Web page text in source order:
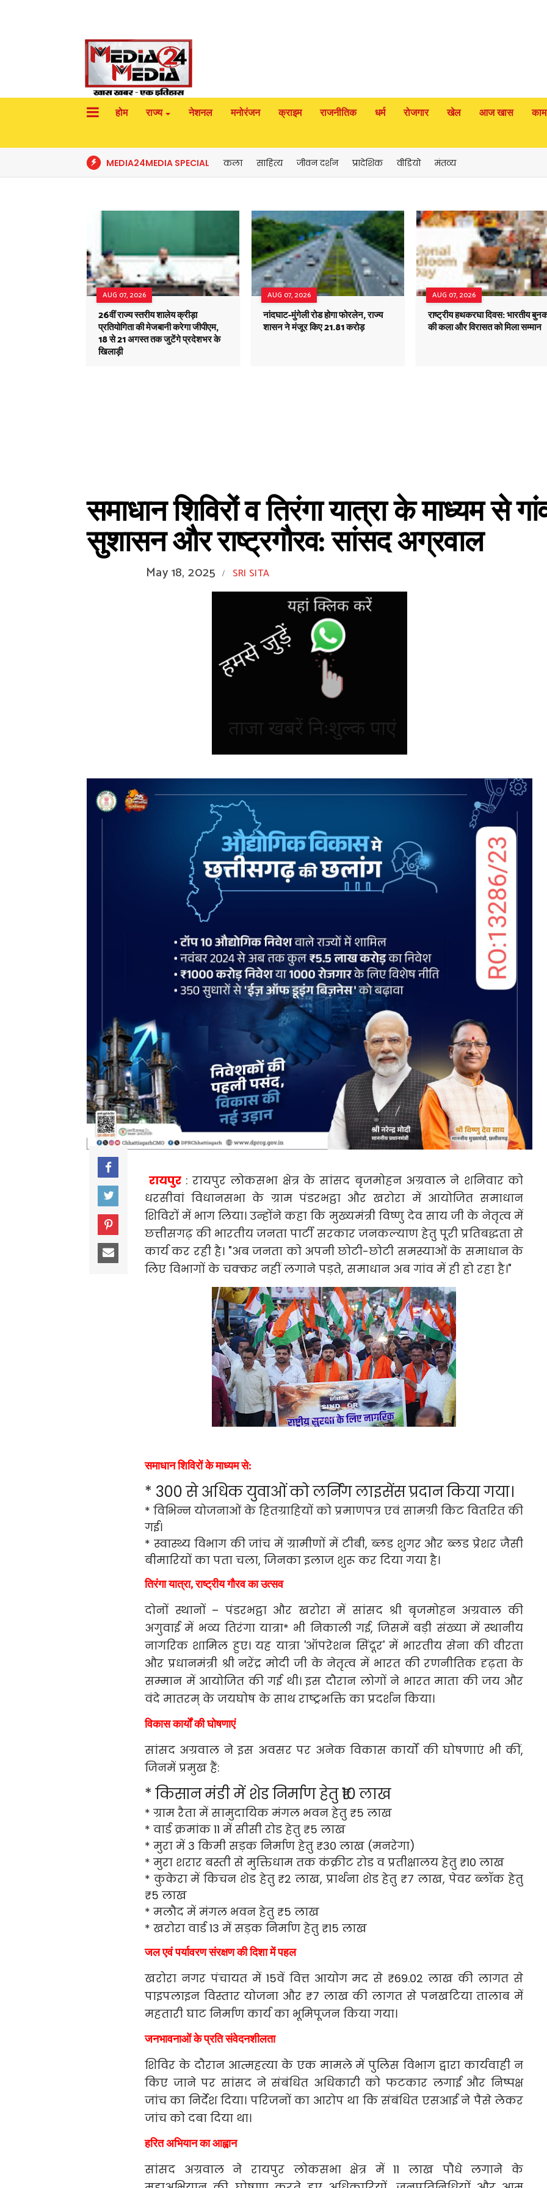
होम राज्य नेशनल मनोरंजन क्राइम राजनीतिक धर्म रोजगार खेल आज खास
MEDIA24MEDIA SPECIAL कला साहित्य जीवन दर्शन प्रादेशिक वीडियो मंतव्य
AUG 07, 2026
26वीं राज्य स्तरीय शालेय क्रीड़ा
प्रतियोगिता की मेजबानी करेगा जीपीएम,
18 से 21 अगस्त तक जुटेंगे प्रदेशभर के
खिलाड़ी
AUG 07, 2026
नांदघाट-मुंगेली रोड होगा फोरलेन, राज्य
शासन ने मंजूर किए 21.81 करोड़
AUG 07, 2026
राष्ट्रीय हथकरघा दिवस: भारतीय
की कला और विरासत को मिला सम्मान
समाधान शिविरों व तिरंगा यात्रा के माध्यम से
सुशासन और राष्ट्रगौरव: सांसद अग्रवाल
May 18, 2025 / SRI SITA
रायपुर : रायपुर लोकसभा क्षेत्र के सांसद बृजमोहन अग्रवाल ने शनिवार को
धरसीवां विधानसभा के ग्राम पंडरभट्ठा और खरोरा में आयोजित समाधान
शिविरों में भाग लिया। उन्होंने कहा कि मुख्यमंत्री विष्णु देव साय जी के नेतृत्व में
छत्तीसगढ़ की भारतीय जनता पार्टी सरकार जनकल्याण हेतु पूरी प्रतिबद्धता से
कार्य कर रही है। "अब जनता को अपनी छोटी-छोटी समस्याओं के समाधान के
लिए विभागों के चक्कर नहीं लगाने पड़ते, समाधान अब गांव में ही हो रहा है।"
समाधान शिविरों के माध्यम से:
* 300 से अधिक युवाओं को लर्निंग लाइसेंस प्रदान किया गया।
* विभिन्न योजनाओं के हितग्राहियों को प्रमाणपत्र एवं सामग्री किट वितरित की
गई।
* स्वास्थ्य विभाग की जांच में ग्रामीणों में टीबी, ब्लड शुगर और ब्लड प्रेशर जैसी
बीमारियों का पता चला, जिनका इलाज शुरू कर दिया गया है।
तिरंगा यात्रा, राष्ट्रीय गौरव का उत्सव
दोनों स्थानों – पंडरभट्ठा और खरोरा में सांसद श्री बृजमोहन अग्रवाल की
अगुवाई में भव्य तिरंगा यात्रा* भी निकाली गई, जिसमें बड़ी संख्या में स्थानीय
नागरिक शामिल हुए। यह यात्रा 'ऑपरेशन सिंदूर' में भारतीय सेना की वीरता
और प्रधानमंत्री श्री नरेंद्र मोदी जी के नेतृत्व में भारत की रणनीतिक दृढ़ता के
सम्मान में आयोजित की गई थी। इस दौरान लोगों ने भारत माता की जय और
वंदे मातरम् के जयघोष के साथ राष्ट्रभक्ति का प्रदर्शन किया।
विकास कार्यों की घोषणाएं
सांसद अग्रवाल ने इस अवसर पर अनेक विकास कार्यों की घोषणाएं भी कीं,
जिनमें प्रमुख हैं:
* किसान मंडी में शेड निर्माण हेतु ₹10 लाख
* ग्राम रैता में सामुदायिक मंगल भवन हेतु ₹5 लाख
* वार्ड क्रमांक 11 में सीसी रोड हेतु ₹5 लाख
* मुरा में 3 किमी सड़क निर्माण हेतु ₹30 लाख (मनरेगा)
* मुरा शरार बस्ती से मुक्तिधाम तक कंक्रीट रोड व प्रतीक्षालय हेतु ₹10 लाख
* कुकेरा में किचन शेड हेतु ₹2 लाख, प्रार्थना शेड हेतु ₹7 लाख, पेवर ब्लॉक हेतु
₹5 लाख
* मलौद में मंगल भवन हेतु ₹5 लाख
* खरोरा वार्ड 13 में सड़क निर्माण हेतु ₹15 लाख
जल एवं पर्यावरण संरक्षण की दिशा में पहल
खरोरा नगर पंचायत में 15वें वित्त आयोग मद से ₹69.02 लाख की लागत से
पाइपलाइन विस्तार योजना और ₹7 लाख की लागत से पनखटिया तालाब में
महतारी घाट निर्माण कार्य का भूमिपूजन किया गया।
जनभावनाओं के प्रति संवेदनशीलता
शिविर के दौरान आत्महत्या के एक मामले में पुलिस विभाग द्वारा कार्यवाही न
किए जाने पर सांसद ने संबंधित अधिकारी को फटकार लगाई और निष्पक्ष
जांच का निर्देश दिया। परिजनों का आरोप था कि संबंधित एसआई ने पैसे लेकर
जांच को दबा दिया था।
हरित अभियान का आह्वान
सांसद अग्रवाल ने रायपुर लोकसभा क्षेत्र में 11 लाख पौधे लगाने के